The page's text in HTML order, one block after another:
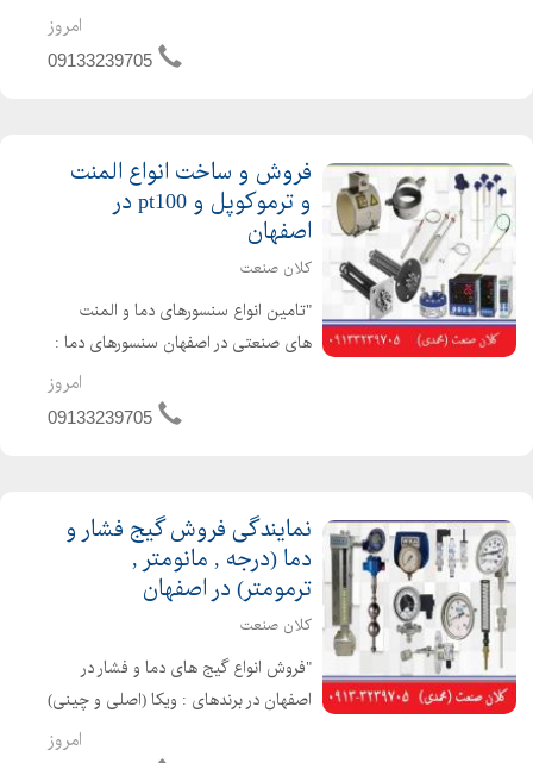
نماینده فروش اینورتر : اینورتر های ال
اس(ls) و دلتا (delta) و تکو(teco) و
امروز
09133239705
فروش و ساخت انواع المنت
و ترموکوپل و pt100 در
اصفهان
کلان صنعت
"تامین انواع سنسورهای دما و المنت
های صنعتی در اصفهان سنسورهای دما :
(pt100,pt1000,ni100,...) و ترموول ها و.....
امروز
09133239705
نمایندگی فروش گیج فشار و
دما (درجه , مانومتر ,
ترمومتر) در اصفهان
کلان صنعت
"فروش انواع گیج های دما و فشار در
اصفهان در برندهای : ویکا (اصلی و چینی)
، پاور کنترل ، دلتا کنترل ، پکنز و انواعامروز